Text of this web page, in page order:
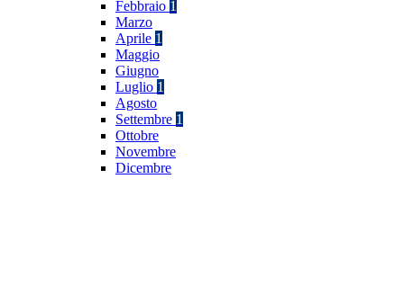
Febbraio 1
Marzo
Aprile 1
Maggio
Giugno
Luglio 1
Agosto
Settembre 1
Ottobre
Novembre
Dicembre